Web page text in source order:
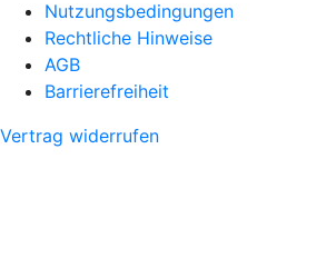
Nutzungsbedingungen
Rechtliche Hinweise
AGB
Barrierefreiheit
Vertrag widerrufen